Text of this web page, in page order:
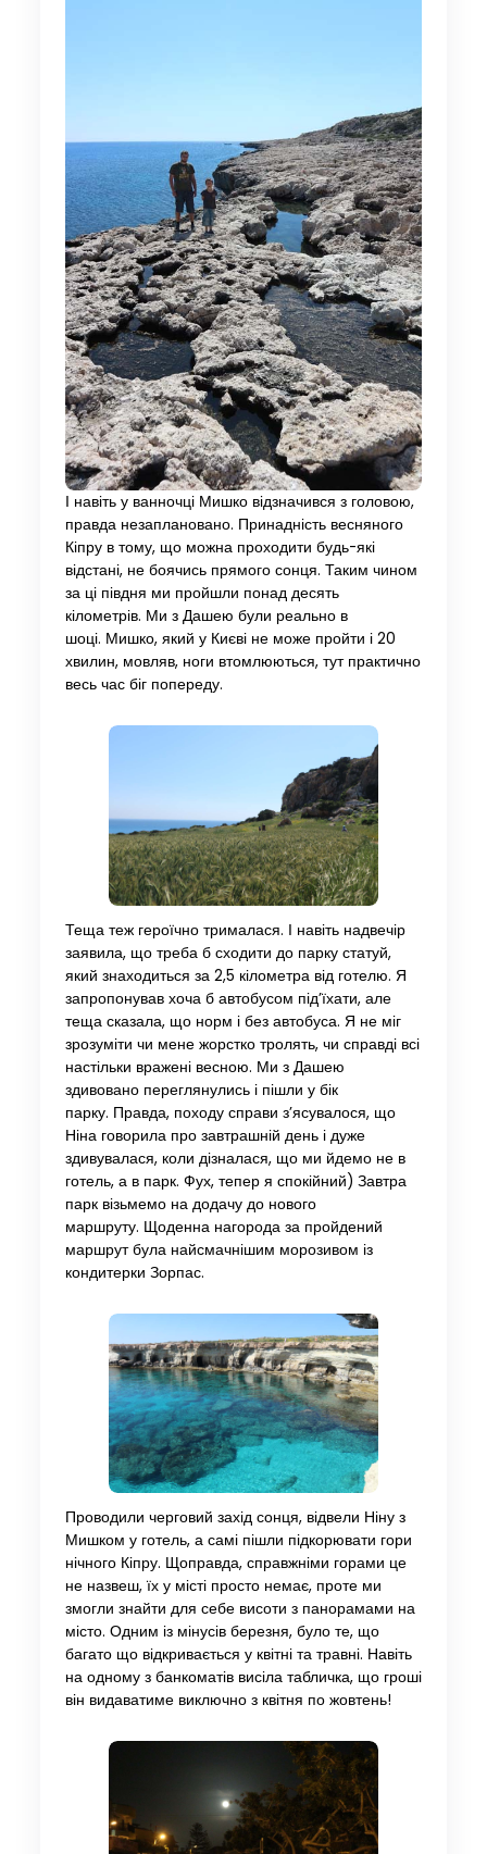
І навіть у ванночці Мишко відзначився з головою,
правда незаплановано. Принадність весняного
Кіпру в тому, що можна проходити будь-які
відстані, не боячись прямого сонця. Таким чином
за ці півдня ми пройшли понад десять
кілометрів. Ми з Дашею були реально в
шоці. Мишко, який у Києві не може пройти і 20
хвилин, мовляв, ноги втомлюються, тут практично
весь час біг попереду.
Теща теж героїчно трималася. І навіть надвечір
заявила, що треба б сходити до парку статуй,
який знаходиться за 2,5 кілометра від готелю. Я
запропонував хоча б автобусом під’їхати, але
теща сказала, що норм і без автобуса. Я не міг
зрозуміти чи мене жорстко тролять, чи справді всі
настільки вражені весною. Ми з Дашею
здивовано переглянулись і пішли у бік
парку. Правда, походу справи з’ясувалося, що
Ніна говорила про завтрашній день і дуже
здивувалася, коли дізналася, що ми йдемо не в
готель, а в парк. Фух, тепер я спокійний) Завтра
парк візьмемо на додачу до нового
маршруту. Щоденна нагорода за пройдений
маршрут була найсмачнішим морозивом із
кондитерки Зорпас.
Проводили черговий захід сонця, відвели Ніну з
Мишком у готель, а самі пішли підкорювати гори
нічного Кіпру. Щоправда, справжніми горами це
не назвеш, їх у місті просто немає, проте ми
змогли знайти для себе висоти з панорамами на
місто. Одним із мінусів березня, було те, що
багато що відкривається у квітні та травні. Навіть
на одному з банкоматів висіла табличка, що гроші
він видаватиме виключно з квітня по жовтень!